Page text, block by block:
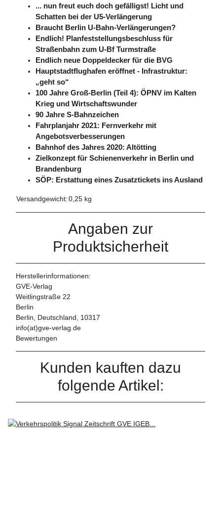
... nun freut euch doch gefälligst! Licht und
Schatten bei der U5-Verlängerung
Braucht Berlin U-Bahn-Verlängerungen?
Endlich! Planfeststellungsbeschluss für
Straßenbahn zum U-Bf Turmstraße
Endlich neue Doppeldecker für die BVG
Hauptstadtflughafen eröffnet - Infrastruktur:
„geht so“
100 Jahre Groß-Berlin (Teil 4): ÖPNV im Kalten
Krieg und Wirtschaftswunder
90 Jahre S-Bahnzeichen
Fahrplanjahr 2021: Fernverkehr mit
Angebotsverbesserungen
Bahnhof des Jahres 2020: Altötting
Zielkonzept für Schienenverkehr in Berlin und
Brandenburg
SÖP: Erstattung eines Zusatztickets ins Ausland
Versandgewicht:0,25 kg
Angaben zur
Produktsicherheit
Herstellerinformationen:
GVE-Verlag
Weitlingstraße 22
Berlin
Berlin, Deutschland, 10317
info(at)gve-verlag.de
Bewertungen
Kunden kauften dazu
folgende Artikel: